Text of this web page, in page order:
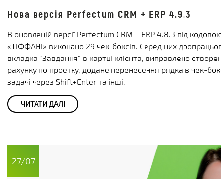
Нова версія Perfectum CRM + ERP 4.9.3
В оновленій версії Perfectum CRM + ERP 4.8.3 під
«ТІФФАНІ» виконано 29 чек-боксів. Серед них
вкладка "Завдання" в картці клієнта, виправлено
рахунку по проетку, додане перенесення рядка в чек-
задачі через Shift+Enter та інші.
ЧИТАТИ ДАЛІ
27/07